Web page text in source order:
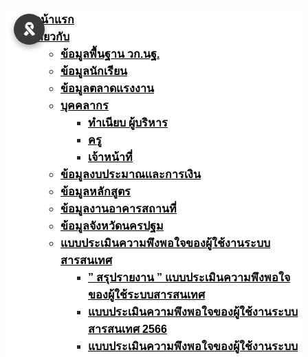
Skip
หน้าแรก
เกี่ยวกับ
ข้อมูลพื้นฐาน วก.นฐ.
ข้อมูลนักเรียน
ข้อมูลตลาดแรงงาน
บุคคลากร
ทำเนียบ ผู้บริหาร
ครู
เจ้าหน้าที่
ข้อมูลงบประมาณเเละการเงิน
ข้อมูลหลักสูตร
ข้อมูลงานอาคารสถานที่
ข้อมูลจังหวัดนครปฐม
แบบประเมินความพึงพอใจของผู้ใช้งานระบบ
สารสนเทศ
” สรุปรายงาน ” แบบประเมินความพึงพอใจ
ของผู้ใช้ระบบสารสนเทศ
แบบประเมินความพึงพอใจของผู้ใช้งานระบบ
สารสนเทศ 2566
แบบประเมินความพึงพอใจของผู้ใช้งานระบบ